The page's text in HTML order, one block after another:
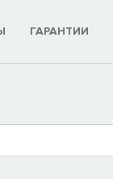
ГАРАНТИИ